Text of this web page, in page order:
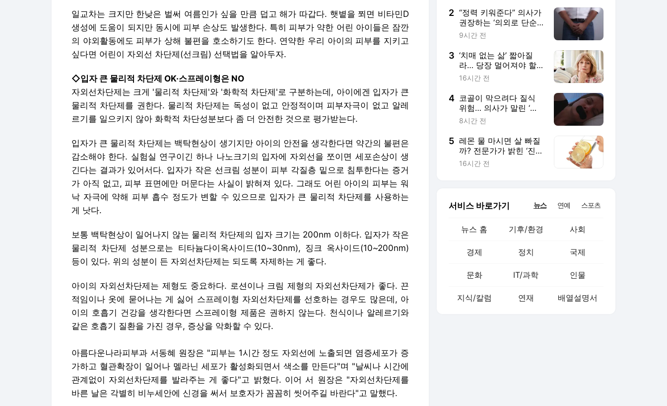
일교차는 크지만 한낮은 벌써 여름인가 싶을 만큼 덥고 해가 따갑다. 햇볕을 쬐면 비타민D
생성에 도움이 되지만 동시에 피부 손상도 발생한다. 특히 피부가 약한 어린 아이들은 잠깐
의 야외활동에도 피부가 상해 불편을 호소하기도 한다. 연약한 우리 아이의 피부를 지키고
싶다면 어린이 자외선 차단제(선크림) 선택법을 알아두자.
◇입자 큰 물리적 차단제 OK·스프레이형은 NO
자외선차단제는 크게 '물리적 차단제'와 '화학적 차단제'로 구분하는데, 아이에겐 입자가 큰
물리적 차단제를 권한다. 물리적 차단제는 독성이 없고 안정적이며 피부자극이 없고 알레
르기를 일으키지 않아 화학적 차단성분보다 좀 더 안전한 것으로 평가받는다.
입자가 큰 물리적 차단제는 백탁현상이 생기지만 아이의 안전을 생각한다면 약간의 불편은
감소해야 한다. 실험실 연구이긴 하나 나노크기의 입자에 자외선을 쪼이면 세포손상이 생
긴다는 결과가 있어서다. 입자가 작은 선크림 성분이 피부 각질층 밑으로 침투한다는 증거
가 아직 없고, 피부 표면에만 머문다는 사실이 밝혀져 있다. 그래도 어린 아이의 피부는 워
낙 자극에 약해 피부 흡수 정도가 변할 수 있으므로 입자가 큰 물리적 차단제를 사용하는
게 낫다.
보통 백탁현상이 일어나지 않는 물리적 차단제의 입자 크기는 200nm 이하다. 입자가 작은
물리적 차단제 성분으로는 티타늄다이옥사이드(10~30nm), 징크 옥사이드(10~200nm)
등이 있다. 위의 성분이 든 자외선차단제는 되도록 자제하는 게 좋다.
아이의 자외선차단제는 제형도 중요하다. 로션이나 크림 제형의 자외선차단제가 좋다. 끈
적임이나 옷에 묻어나는 게 싫어 스프레이형 자외선차단제를 선호하는 경우도 많은데, 아
이의 호흡기 건강을 생각한다면 스프레이형 제품은 권하지 않는다. 천식이나 알레르기와
같은 호흡기 질환을 가진 경우, 증상을 악화할 수 있다.
아름다운나라피부과 서동혜 원장은 "피부는 1시간 정도 자외선에 노출되면 염증세포가 증
가하고 혈관확장이 일어나 멜라닌 세포가 활성화되면서 색소를 만든다"며 "날씨나 시간에
관계없이 자외선차단제를 발라주는 게 좋다"고 밝혔다. 이어 서 원장은 "자외선차단제를
바른 날은 각별히 비누세안에 신경을 써서 보호자가 꼼꼼히 씻어주길 바란다"고 말했다.
2 “정력 키워준다” 의사가
권장하는 ‘의외로 단순
한’ 방법… 뭐야?
9시간 전
3 ‘치매 없는 삶’ 짧아질
라… 당장 멀어져야 할
‘세 가지’는?
16시간 전
4 코골이 막으려다 질식
위험… 의사가 말린 ‘요
즘 유행’, 뭐야?
8시간 전
5 레몬 물 마시면 살 빠질
까? 전문가가 밝힌 ‘진짜
효과’는
16시간 전
서비스 바로가기 뉴스 연예 스포츠
뉴스 홈 기후/환경 사회
경제 정치 국제
문화 IT/과학 인물
지식/칼럼 연재 배열설명서